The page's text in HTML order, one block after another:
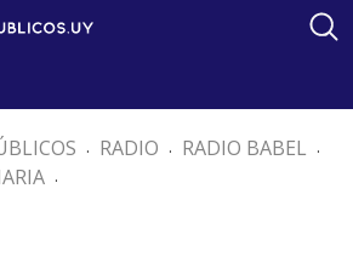
. RADIO . RADIO BABEL .
.